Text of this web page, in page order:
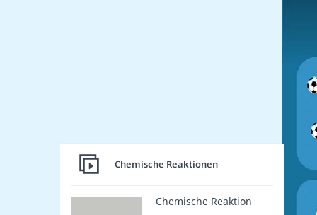
Chemische Reaktionen
Chemische Reaktion